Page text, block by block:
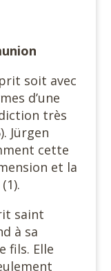
soit avec
d’une
très
Jürgen
cette
et la
saint
à sa
fils. Elle